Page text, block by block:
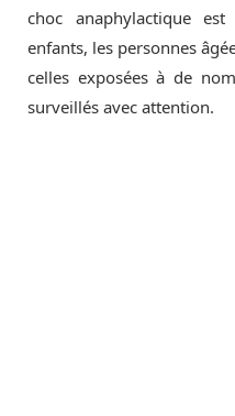
choc anaphylactique
enfants, les personnes
celles exposées à de
surveillés avec attention.